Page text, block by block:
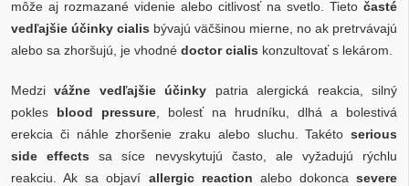
môže aj rozmazané videnie alebo citlivosť na svetlo. Tieto časté
vedľajšie účinky cialis bývajú väčšinou mierne, no ak pretrvávajú
alebo sa zhoršujú, je vhodné doctor cialis konzultovať s lekárom.
Medzivážne vedľajšie účinky patria alergická reakcia, silný
pokles blood pressure , bolesť na hrudníku, dlhá a bolestivá
erekcia či náhle zhoršenie zraku alebo sluchu. Takéto serious
side effects sa síce nevyskytujú často, ale vyžadujú rýchlu
reakciu. Ak sa objaví allergic reaction alebo dokonca severe